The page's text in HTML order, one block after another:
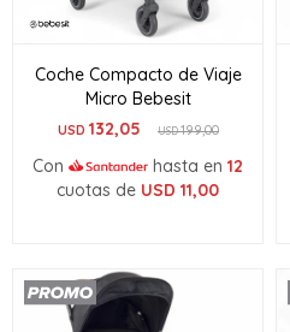
Coche Compacto de Viaje
Micro Bebesit
USD 132,05 USD199,00
Con hasta en 12
cuotas de USD 11,00